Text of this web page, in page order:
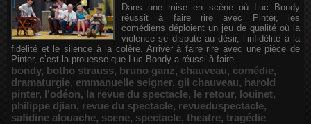
Dans une mise en scène où Luc Bondy
réussit à faire rire avec Pinter, les
comédiens déploient un jeu de qualité où la
violence se dispute au désir, l’infidélité à la
fidélité et le silence à la colère. Arriver à faire rire avec une pièce de
Pinter, c’est la prouesse que Luc Bondy a réussi à faire....
bondy, botho strauss, bruno ganz, chauveau, comédie,
dramaturgie, emmanuelle seigner, gil chauveau, harold
pinter, l'odéon, la revue du spectacle, le retour, louinet,
philippe djian, revue du spectacle, revueduspectacle,
safidine alouache, scene, spectacle, theatre, tragédie